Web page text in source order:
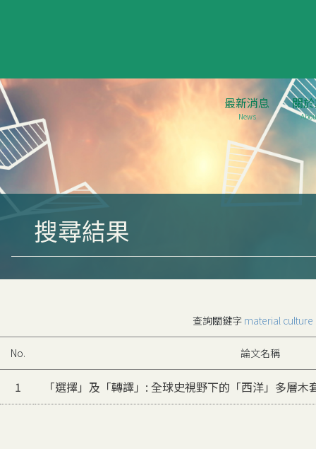
最新消息
News
關
搜尋結果
查詢關鍵字 material culture
No. 論文名稱
1 「選擇」及「轉譯」: 全球史視野下的「西洋」多層木